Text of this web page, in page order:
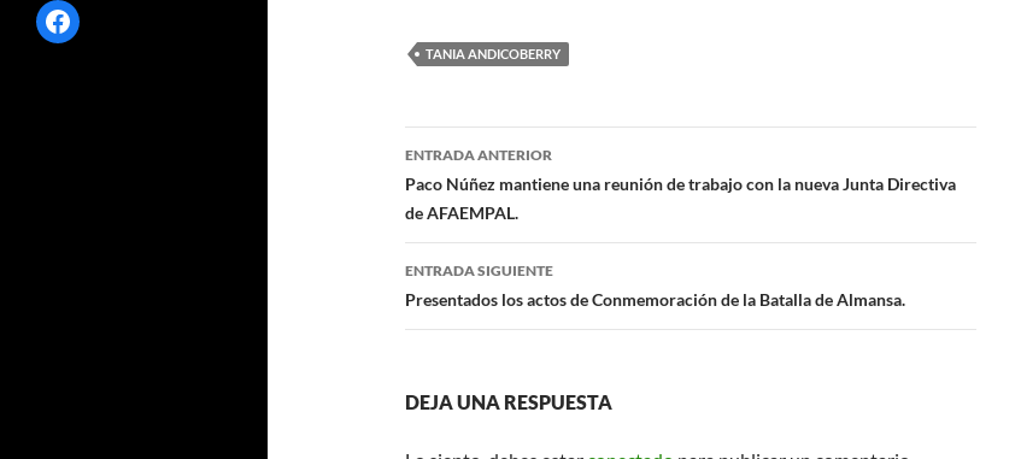
e
b
o
o
k
at
s
A
p
p
TANIA ANDICOBERRY
Navegación
de
entradas
ENTRADA ANTERIOR
Paco Núñez mantiene una reunión de trabajo con la nueva Junta Directiva
de AFAEMPAL.
ENTRADA SIGUIENTE
Presentados los actos de Conmemoración de la Batalla de Almansa.
DEJA UNA RESPUESTA
Facebook